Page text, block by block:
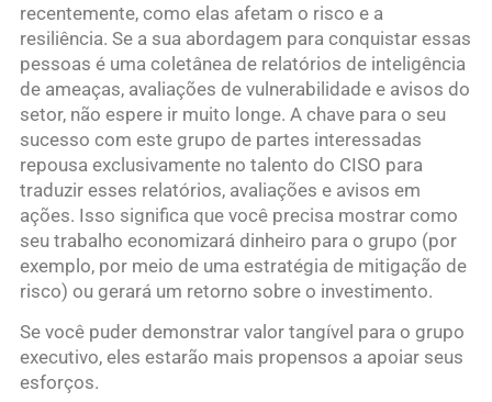
recentemente, como elas afetam o risco e a
resiliência. Se a sua abordagem para conquistar essas
pessoas é uma coletânea de relatórios de inteligência
de ameaças, avaliações de vulnerabilidade e avisos do
setor, não espere ir muito longe. A chave para o seu
sucesso com este grupo de partes interessadas
repousa exclusivamente no talento do CISO para
traduzir esses relatórios, avaliações e avisos em
ações. Isso significa que você precisa mostrar como
seu trabalho economizará dinheiro para o grupo (por
exemplo, por meio de uma estratégia de mitigação de
risco) ou gerará um retorno sobre o investimento.
Se você puder demonstrar valor tangível para o grupo
executivo, eles estarão mais propensos a apoiar seus
esforços.